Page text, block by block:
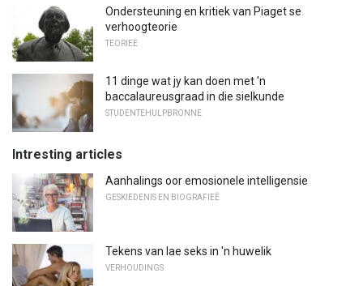
Ondersteuning en kritiek van Piaget se
verhoogteorie
TEORIEË
11 dinge wat jy kan doen met 'n
baccalaureusgraad in die sielkunde
STUDENTEHULPBRONNE
Intresting articles
Aanhalings oor emosionele intelligensie
GESKIEDENIS EN BIOGRAFIEË
Tekens van lae seks in 'n huwelik
VERHOUDINGS